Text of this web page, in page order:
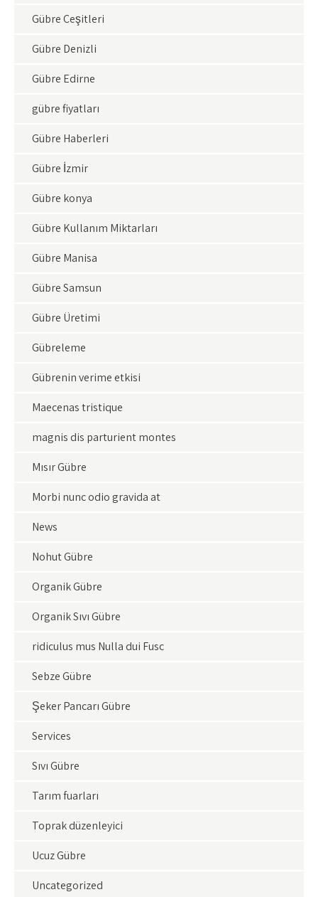
Gübre Çeşitleri
Gübre Denizli
Gübre Edirne
gübre fiyatları
Gübre Haberleri
Gübre İzmir
Gübre konya
Gübre Kullanım Miktarları
Gübre Manisa
Gübre Samsun
Gübre Üretimi
Gübreleme
Gübrenin verime etkisi
Maecenas tristique
magnis dis parturient montes
Mısır Gübre
Morbi nunc odio gravida at
News
Nohut Gübre
Organik Gübre
Organik Sıvı Gübre
ridiculus mus Nulla dui Fusc
Sebze Gübre
Şeker Pancarı Gübre
Services
Sıvı Gübre
Tarım fuarları
Toprak düzenleyici
Ucuz Gübre
Uncategorized